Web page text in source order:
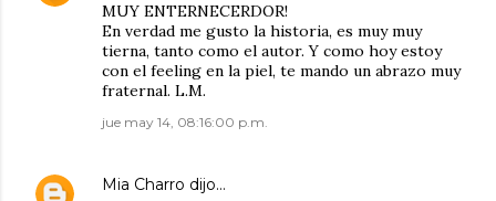
MUY ENTERNECERDOR!
En verdad me gusto la historia, es muy muy
tierna, tanto como el autor. Y como hoy estoy
con el feeling en la piel, te mando un abrazo muy
fraternal. L.M.
jue may 14, 08:16:00 p.m.
Mia Charro dijo…